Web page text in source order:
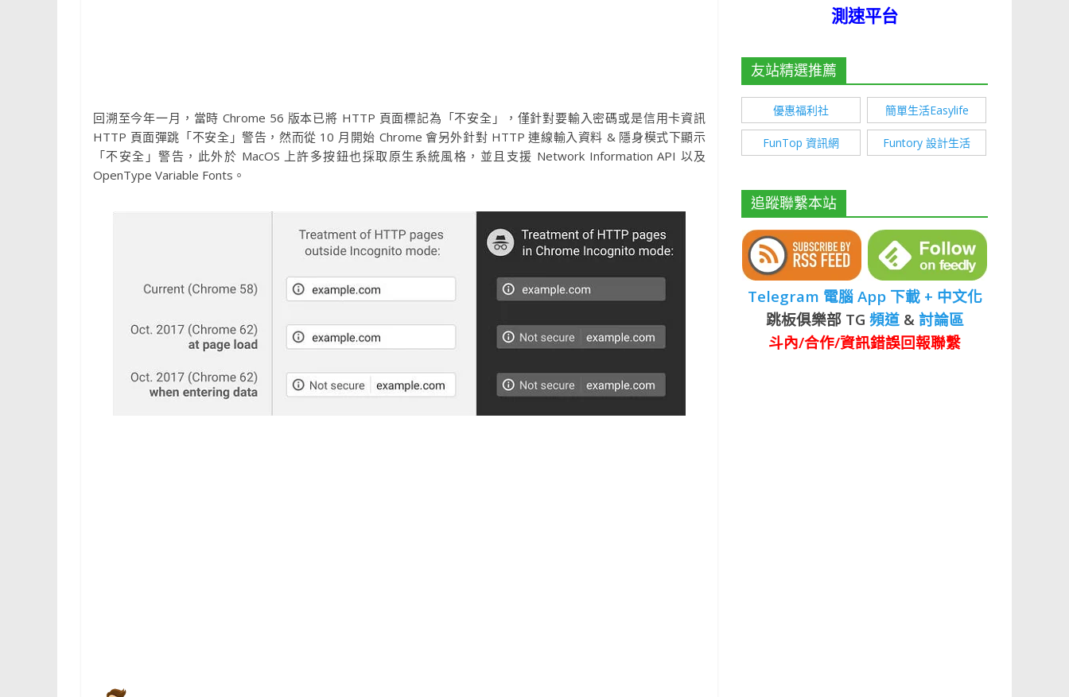
回溯至今年一月，當時 Chrome 56 版本已將 HTTP 頁面標記為「不安全」，僅針對要輸入密碼或是信用卡資訊
HTTP 頁面彈跳「不安全」警告，然而從 10 月開始 Chrome 會另外針對 HTTP 連線輸入資料 & 隱身模式下顯示
「不安全」警告，此外於 MacOS 上許多按鈕也採取原生系統風格，並且支援 Network Information API 以及
OpenType Variable Fonts。
測速平台
友站精選推薦
優惠福利社 簡單生活Easylife
FunTop 資訊網 Funtory 設計生活
追蹤聯繫本站
Telegram 電腦 App 下載 + 中文化
跳板俱樂部 TG 頻道& 討論區
斗內/合作/資訊錯誤回報聯繫